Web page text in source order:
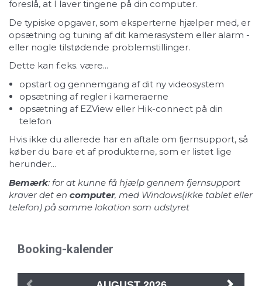
foreslå, at I laver tingene på din computer.
De typiske opgaver, som eksperterne hjælper med, er
opsætning og tuning af dit kamerasystem eller alarm -
eller nogle tilstødende problemstillinger.
Dette kan f.eks. være...
opstart og gennemgang af dit ny videosystem
opsætning af regler i kameraerne
opsætning af EZView eller Hik-connect på din
telefon
Hvis ikke du allerede har en aftale om fjernsupport, så
køber du bare et af produkterne, som er listet lige
herunder...
Bemærk: for at kunne få hjælp gennem fjernsupport
kraver det en computer, med Windows(ikke tablet eller
telefon) på samme lokation som udstyret